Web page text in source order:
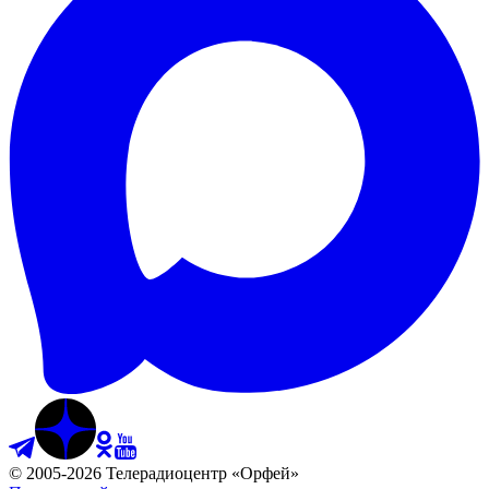
© 2005-2026 Телерадиоцентр «Орфей»